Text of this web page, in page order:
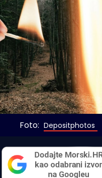
Foto: Depositphotos